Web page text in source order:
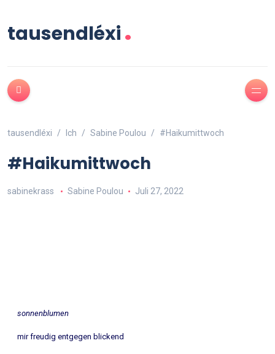
tausendléxi.
tausendléxi Ich Sabine Poulou #Haikumittwoch
#Haikumittwoch
sabinekrass Sabine Poulou Juli 27, 2022
sonnenblumen
mir freudig entgegen blickend